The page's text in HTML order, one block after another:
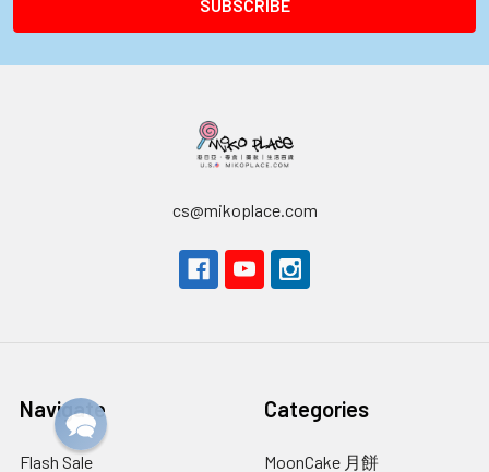
cs@mikoplace.com
Navigate
Flash Sale
Categories
MoonCake 月餅